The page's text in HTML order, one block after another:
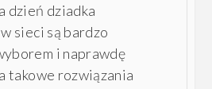
dzień dziadka
sieci są bardzo
i naprawdę
takowe rozwiązania